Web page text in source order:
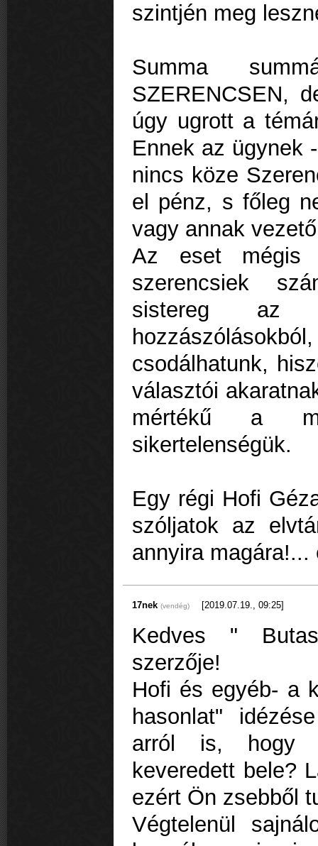
szintjén meg
Summa
SZERENCSEN,
úgy ugrott a
Ennek az ügynek
nincs köze
el pénz, s főleg
vagy annak
Az eset mégis
szerencsiek
sistereg az
csodálhatunk,
választói
mértékű a
sikertelenségük.
Egy régi Hofi
szóljatok az
annyira
17nek (vendég) [2019.07.19., 09:25]
Kedves "
szerzője!
Hofi és egyéb- a
hasonlat"
arról is, hogy
keveredett bele?
ezért Ön zsebből
Végtelenül